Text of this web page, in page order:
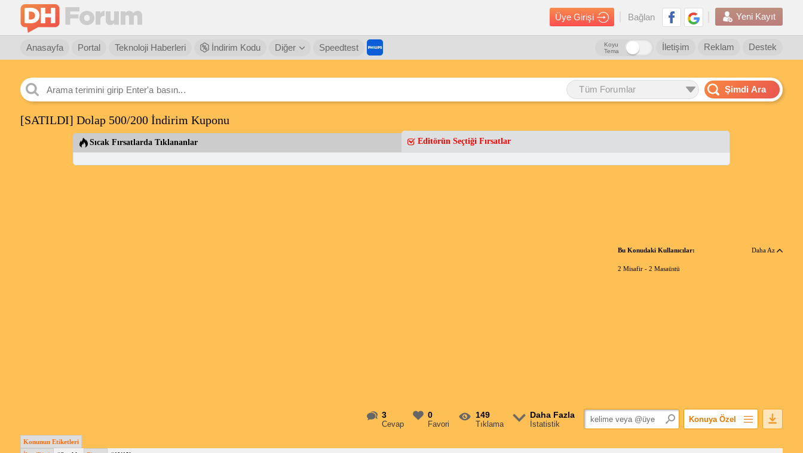
Üye Girişi Bağlan Yeni Kayıt
Anasayfa Portal Teknoloji Haberleri İndirim Kodu Diğer Speedtest Destek
Reklam
İletişim
Koyu
Tema
Tüm Forumlar Şimdi Ara
[SATILDI] Dolap 500/200 İndirim Kuponu
Sıcak Fırsatlarda Tıklananlar Editörün Seçtiği Fırsatlar
Bu Konudaki Kullanıcılar: Daha Az
2 Misafir - 2 Masaüstü
3
Cevap
0
Favori
149
Tıklama
Daha Fazla
İstatistik
Konuya Özel
Konunun Etiketleri